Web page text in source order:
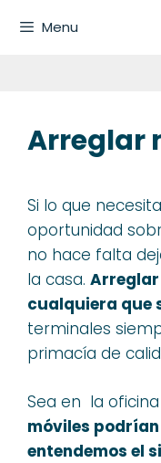
Menu
Arreglar
Si lo que
oportunidad
no hace falta
la casa. Arreglar
cualquiera que
terminales
primacía de
Sea en la
móviles
entendemos el